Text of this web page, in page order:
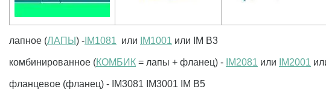
лапное (ЛАПЫ ) - IM1081 или IM1001 или IM B3
комбинированное (КОМБИК = лапы + фланец) - IM2081 или IM2001
фланцевое (фланец) - IM3081 IM3001 IM B5